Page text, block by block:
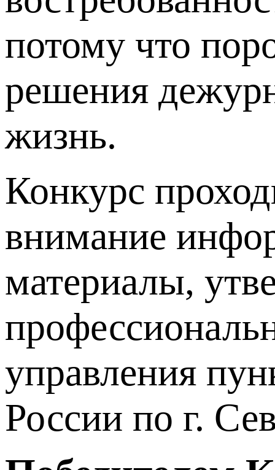
потому что
решения
жизнь.
Конкурс
внимание
материалы,
управления
России по г.